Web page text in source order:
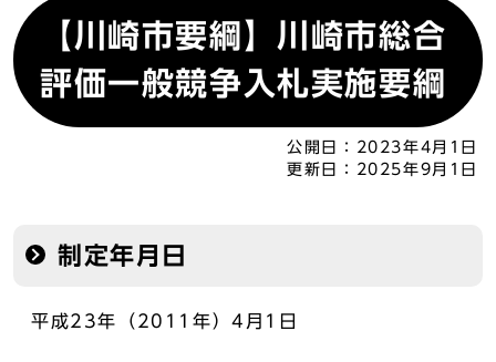
【川崎市要綱】川崎市総合
評価一般競争入札実施要綱
公開日：
2023年4月1日
更新日：
2025年9月1日
制定年月日
平成23年（2011年）4月1日